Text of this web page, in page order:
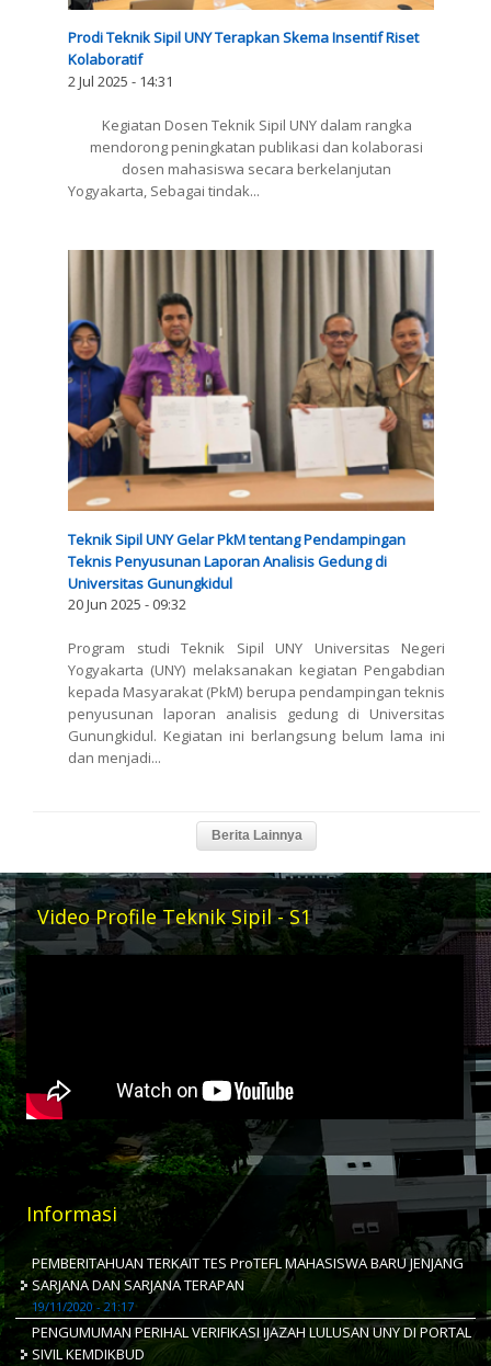
Prodi Teknik Sipil UNY Terapkan Skema Insentif Riset
Kolaboratif
2 Jul 2025 - 14:31
Kegiatan Dosen Teknik Sipil UNY dalam rangka
mendorong peningkatan publikasi dan kolaborasi
dosen mahasiswa secara berkelanjutan
Yogyakarta, Sebagai tindak...
Teknik Sipil UNY Gelar PkM tentang Pendampingan
Teknis Penyusunan Laporan Analisis Gedung di
Universitas Gunungkidul
20 Jun 2025 - 09:32
Program studi Teknik Sipil UNY Universitas Negeri
Yogyakarta (UNY) melaksanakan kegiatan Pengabdian
kepada Masyarakat (PkM) berupa pendampingan teknis
penyusunan laporan analisis gedung di Universitas
Gunungkidul. Kegiatan ini berlangsung belum lama ini
dan menjadi...
Video Profile Teknik Sipil - S1
Informasi
PEMBERITAHUAN TERKAIT TES ProTEFL MAHASISWA BARU JENJANG
SARJANA DAN SARJANA TERAPAN
19/11/2020 - 21:17
PENGUMUMAN PERIHAL VERIFIKASI IJAZAH LULUSAN UNY DI PORTAL
SIVIL KEMDIKBUD